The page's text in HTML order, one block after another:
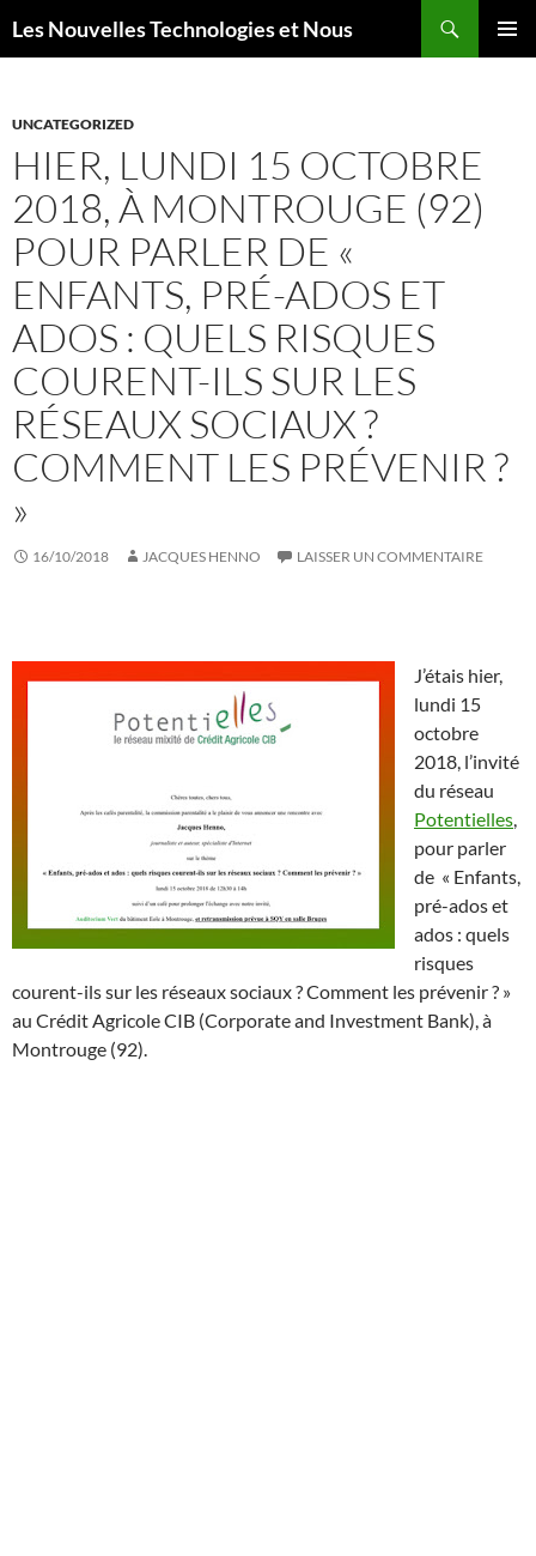
auLes Nouvelles Technologies et Nous
UNCATEGORIZED
HIER, LUNDI 15 OCTOBRE
2018, À MONTROUGE (92)
POUR PARLER DE «
ENFANTS, PRÉ-ADOS ET
ADOS : QUELS RISQUES
COURENT-ILS SUR LES
RÉSEAUX SOCIAUX ?
COMMENT LES PRÉVENIR ?
»
16/10/2018 JACQUES HENNO LAISSER UN COMMENTAIRE
J’étais hier,
lundi 15
octobre
2018, l’invité
du réseau
Potentielles,
pour parler
de « Enfants,
pré-ados et
ados : quels
risques
courent-ils sur les réseaux sociaux ? Comment les prévenir ? »
au Crédit Agricole CIB (Corporate and Investment Bank), à
Montrouge (92).